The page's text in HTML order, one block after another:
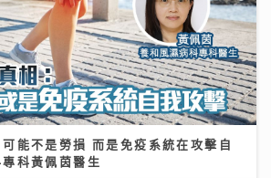
能不是勞損 而是免疫系統在攻擊自
科黃佩茵醫生